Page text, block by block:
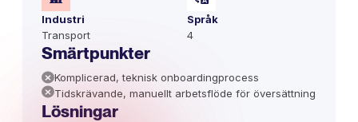
Industri
Transport
Språk
4
Smärtpunkter
Komplicerad, teknisk onboardingprocess
Tidskrävande, manuellt arbetsflöde för översättning
Lösningar